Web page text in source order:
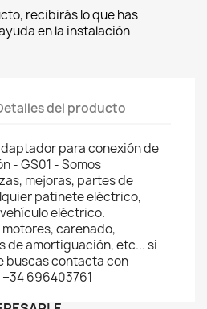
recibirás lo que has
en la instalación
del producto
para conexión de
- GS01 - Somos
mejoras, partes de
patinete eléctrico,
eléctrico.
carenado,
de amortiguación, etc... si
buscas contacta con
696403761